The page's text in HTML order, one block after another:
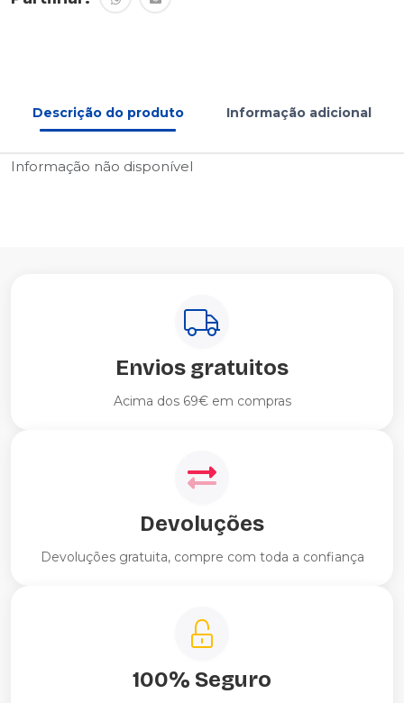
Descrição do produto Informação adicional
Informação não disponível
Envios gratuitos
Acima dos 69€ em compras
Devoluções
Devoluções gratuita, compre com toda a confiança
100% Seguro